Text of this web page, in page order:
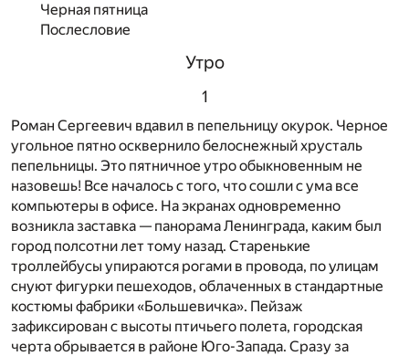
Черная пятница
Послесловие
Утро
1
Роман Сергеевич вдавил в пепельницу окурок. Черное
угольное пятно осквернило белоснежный хрусталь
пепельницы. Это пятничное утро обыкновенным не
назовешь! Все началось с того, что сошли с ума все
компьютеры в офисе. На экранах одновременно
возникла заставка — панорама Ленинграда, каким был
город полсотни лет тому назад. Старенькие
троллейбусы упираются рогами в провода, по улицам
снуют фигурки пешеходов, облаченных в стандартные
костюмы фабрики «Большевичка». Пейзаж
зафиксирован с высоты птичьего полета, городская
черта обрывается в районе Юго-Запада. Сразу за